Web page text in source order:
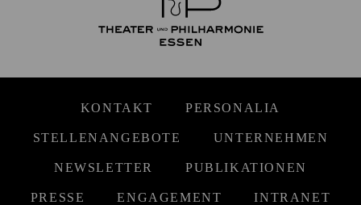
KONTAKT PERSONALIA
STELLENANGEBOTE UNTERNEHMEN
NEWSLETTER PUBLIKATIONEN
PRESSE ENGAGEMENT INTRANET